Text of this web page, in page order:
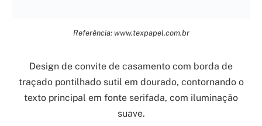
Referência: www.texpapel.com.br
Design de convite de casamento com borda de
traçado pontilhado sutil em dourado, contornando o
texto principal em fonte serifada, com iluminação
suave.